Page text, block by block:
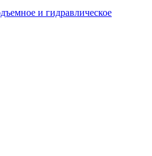
и гидравлическое